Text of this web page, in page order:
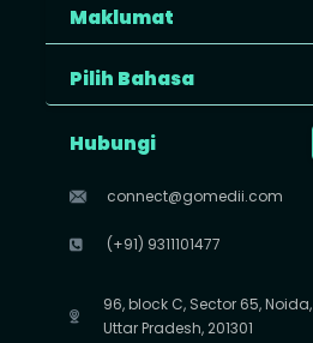
Maklumat
Pilih Bahasa
Hubungi
connect@gomedii.com
(+91) 9311101477
96, block C, Sector 65, Noida,
Uttar Pradesh, 201301